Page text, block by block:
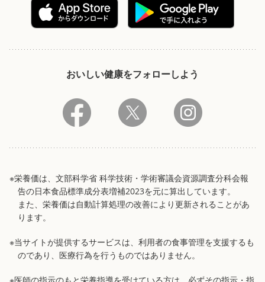
おいしい健康をフォローしよう
※栄養価は、文部科学省 科学技術・学術審議会資源調査分科会報
告の日本食品標準成分表増補2023を元に算出しています。
また、栄養価は自動計算処理の改善により更新されることがあ
ります。
※当サイトが提供するサービスは、利用者の食事管理を支援するも
のであり、医療行為を行うものではありません。